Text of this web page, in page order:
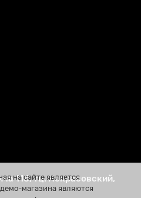
118, тц. Некрасовский,
на сайте является
магазина являются